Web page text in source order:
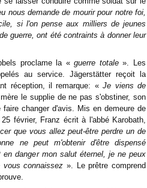
nous demande de mourir pour notre foi,
si l'on pense aux milliers de jeunes
guerre, ont été contraints à donner leur
proclame la «guerre totale». Les
au service. Jägerstätter reçoit la
réception, il remarque: «Je viens de
le supplie de ne pas s'obstiner, son
changer d'avis. Mis en demeure de
février, Franz écrit à l'abbé Karobath,
que vous allez peut-être perdre un de
ne peut m'obtenir d'être dispensé
danger mon salut éternel, je ne peux
vous connaissez ». Le prêtre comprend